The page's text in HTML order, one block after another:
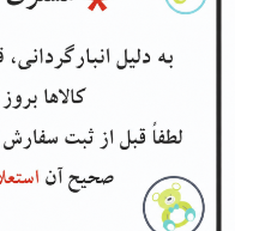
تماس بگیرید
محصولات مرتبط